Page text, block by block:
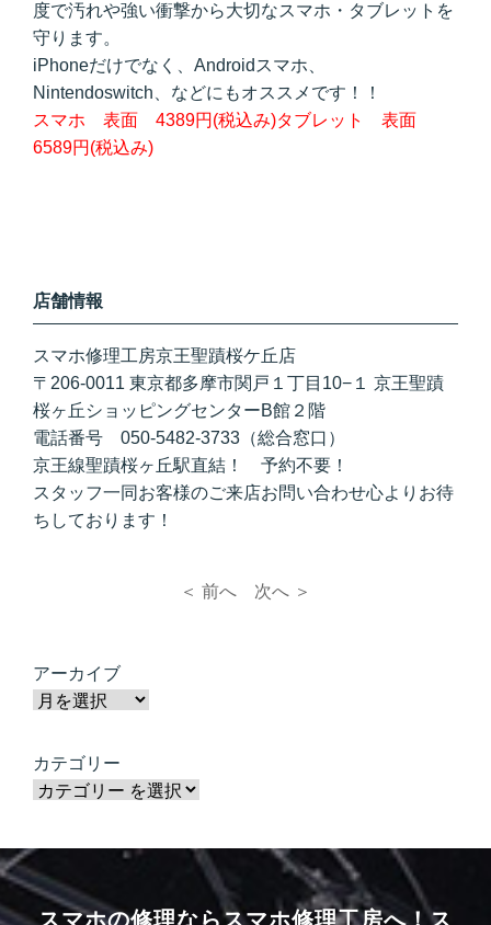
度で汚れや強い衝撃から大切なスマホ・タブレットを
守ります。
iPhoneだけでなく、Androidスマホ、
Nintendoswitch、などにもオススメです！！
スマホ 表面 4389円(税込み)タブレット 表面
6589円(税込み)
店舗情報
スマホ修理工房京王聖蹟桜ケ丘店
〒206-0011 東京都多摩市関戸１丁目10−１ 京王聖蹟
桜ヶ丘ショッピングセンターB館２階
電話番号 050-5482-3733（総合窓口）
京王線聖蹟桜ヶ丘駅直結！ 予約不要！
スタッフ一同お客様のご来店お問い合わせ心よりお待
ちしております！
＜ 前へ 次へ ＞
アーカイブ
カテゴリー
スマホの修理ならスマホ修理工房へ！ス